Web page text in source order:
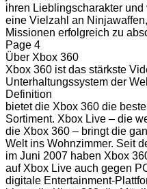
ihren Lieblingscharakter und
eine Vielzahl an
Missionen erfolgreich zu
Page 4
Über Xbox 360
Xbox 360 ist das stärkste
Unterhaltungssystem der
Definition
bietet die Xbox 360 die
Sortiment. Xbox Live – die
die Xbox 360 – bringt die
Welt ins Wohnzimmer. Seit
im Juni 2007 haben Xbox
auf Xbox Live auch gegen
digitale Entertainment-